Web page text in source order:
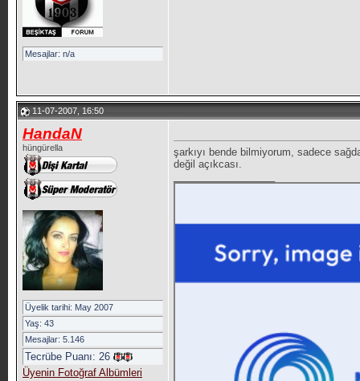
Mesajlar: n/a
11-07-2007, 16:50
HandaN
hüngürella
Üyelik tarihi: May 2007
Yaş: 43
Mesajlar: 5.146
Tecrübe Puanı: 26
Üyenin Fotoğraf Albümleri
şarkıyı bende bilmiyorum, sadece
değil açıkcası.